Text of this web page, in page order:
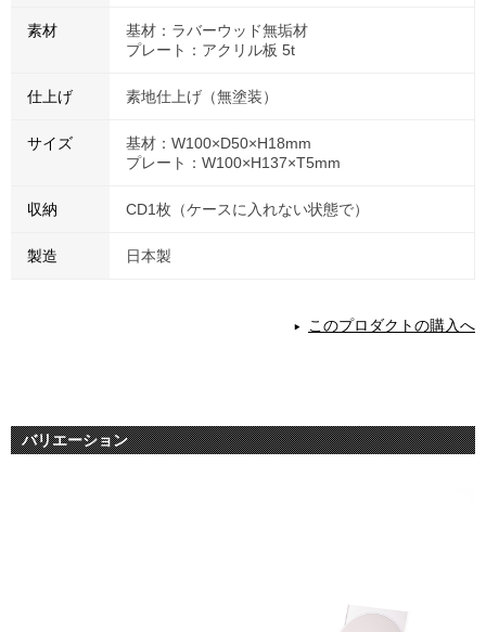
素材
基材：ラバーウッド無垢材
プレート：アクリル板 5t
仕上げ 素地仕上げ（無塗装）
サイズ
基材：W100×D50×H18mm
プレート：W100×H137×T5mm
収納 CD1枚（ケースに入れない状態で）
製造 日本製
このプロダクトの購入へ
バリエーション